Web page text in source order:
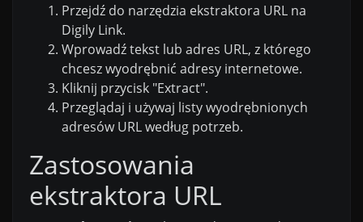
Przejdź do narzędzia ekstraktora URL na
Digily Link.
Wprowadź tekst lub adres URL, z którego
chcesz wyodrębnić adresy internetowe.
Kliknij przycisk "Extract".
Przeglądaj i używaj listy wyodrębnionych
adresów URL według potrzeb.
Zastosowania
ekstraktora URL